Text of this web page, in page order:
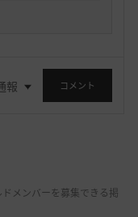
報 コメント
メンバーを募集できる掲